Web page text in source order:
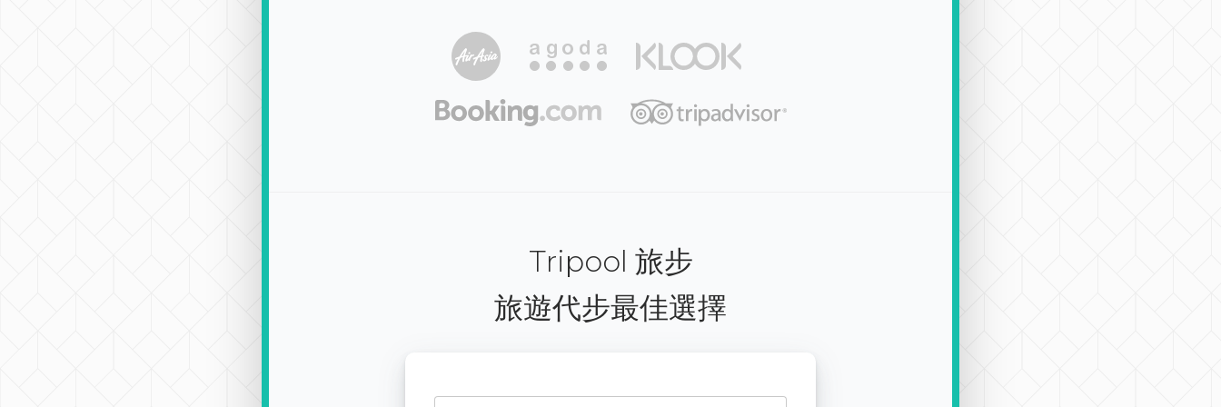
Tripool 旅步
旅遊代步最佳選擇